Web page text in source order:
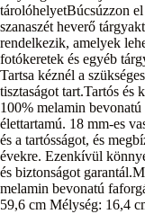
tárolóhelyetBúcsúzzon
szanaszét heverő
rendelkezik, amelyek
fotókeretek és egyéb
Tartsa kéznél a
tisztaságot tart.Tartós és
100% melamin
élettartamú. 18 mm-es
és a tartósságot, és
évekre. Ezenkívül
és biztonságot
melamin bevonatú
59,6 cm Mélység: 16,4